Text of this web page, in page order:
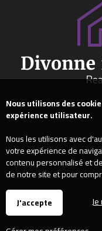
Nous utilisons des
expérience utilisateur.
Nous les utilisons avec
votre expérience de
contenu personnalisé et
de notre site et pour
J'accepte